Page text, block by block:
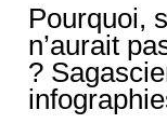
Pourquoi,
n’aurait
?